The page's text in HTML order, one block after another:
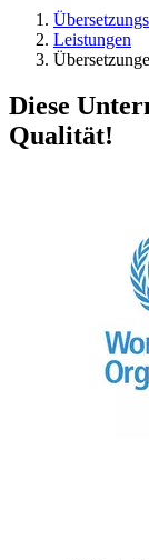
Leistungen
Diese
Qualität!